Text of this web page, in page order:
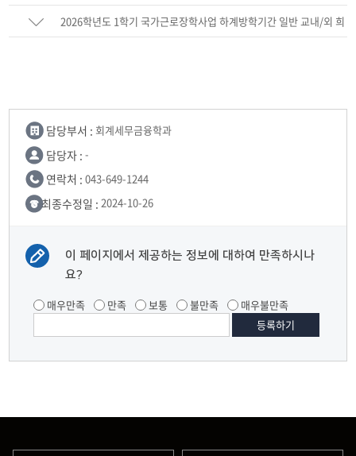
2026학년도 1학기 국가근로장학사업 하계방학기간 일반 교내/외 희
담당부서 : 회계세무금융학과
담당자 : -
연락처 : 043-649-1244
최종수정일 : 2024-10-26
이 페이지에서 제공하는 정보에 대하여 만족하시나
요?
매우만족 만족 보통 불만족 매우불만족